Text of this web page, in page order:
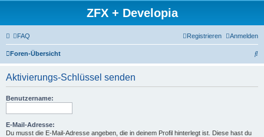
ZFX + Developia
FAQ Anmelden
Registrieren
Foren-Übersicht
S
Aktivierungs-Schlüssel senden
Benutzername:
E-Mail-Adresse:
Du musst die E-Mail-Adresse angeben, die in deinem Profil hinterlegt ist. Diese hast du